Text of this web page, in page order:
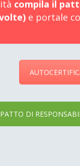
compila il
e portale
PATTO DI